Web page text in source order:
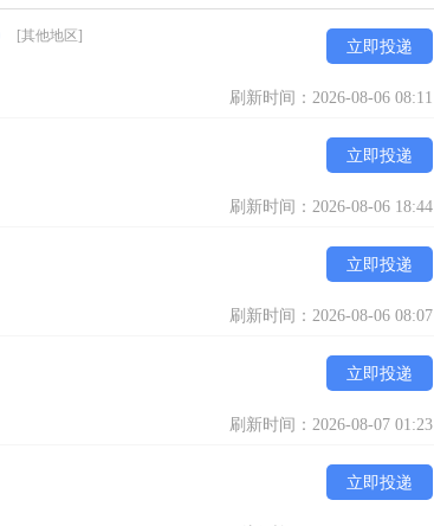
[其他地区]
立即投递
刷新时间：2026-08-06 08:11
立即投递
刷新时间：2026-08-06 18:44
立即投递
刷新时间：2026-08-06 08:07
立即投递
刷新时间：2026-08-07 01:23
立即投递